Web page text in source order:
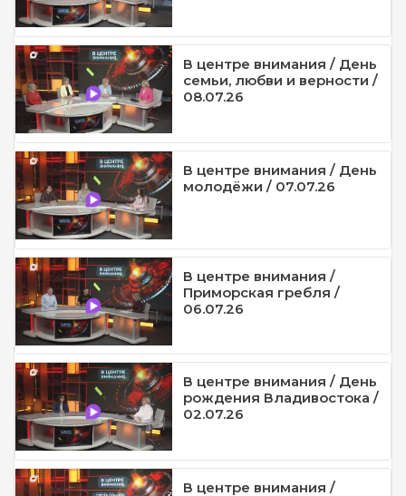
В центре внимания / День
семьи, любви и верности /
08.07.26
В центре внимания / День
молодёжи / 07.07.26
В центре внимания /
Приморская гребля /
06.07.26
В центре внимания / День
рождения Владивостока /
02.07.26
В центре внимания /